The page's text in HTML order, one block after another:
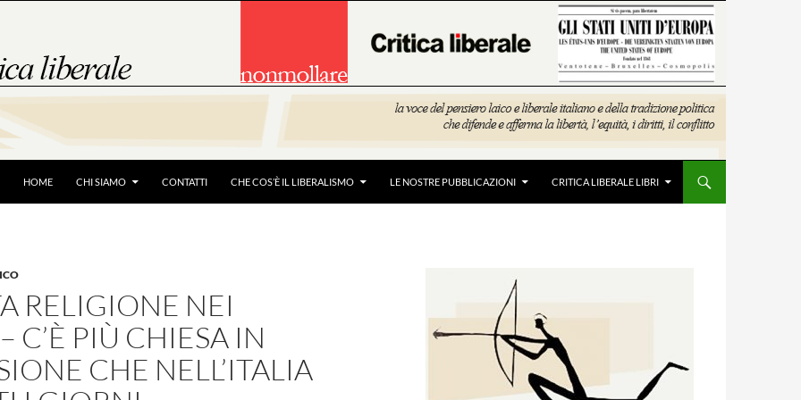
HOME CHI SIAMO CONTATTI CHE COS’È IL LIBERALISMO LE NOSTRE PUBBLICAZIONI CRITICA LIBERALE LIBRI
RELIGIONE NEI
C’È PIÙ CHIESA IN
CHE NELL’ITALIA